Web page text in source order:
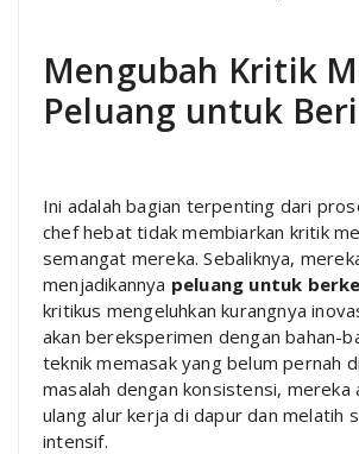
Mengubah Kritik
Peluang untuk
Ini adalah bagian terpenting dari
chef hebat tidak membiarkan kritik
semangat mereka. Sebaliknya,
menjadikannya peluang untuk
kritikus mengeluhkan kurangnya
akan bereksperimen dengan bahan-
teknik memasak yang belum pernah
masalah dengan konsistensi, mereka
ulang alur kerja di dapur dan melatih
intensif.